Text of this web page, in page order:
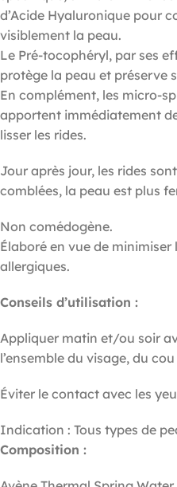
d’Acide Hyaluronique pour
visiblement la peau.
Le Pré-tocophéryl, par ses
protège la peau et préserve
En complément, les micro-
apportent immédiatement
lisser les rides.
Jour après jour, les rides
comblées, la peau est plus
Non comédogène.
Élaboré en vue de
allergiques.
Conseils d’utilisation :
Appliquer matin et/ou soir
l’ensemble du visage, du
Éviter le contact avec les
Indication : Tous types de
Composition :